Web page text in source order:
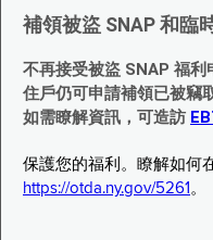
補領被盜 SNAP 和臨
不再接受被盜 SNAP 福利
住戶仍可申請補領已被竊
如需瞭解資訊，可造訪
保護您的福利。瞭解如何
https://otda.ny.gov/5261 。